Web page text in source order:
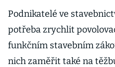
Podnikatelé ve
potřeba zrychlit
funkčním stavebním
nich zaměřit také na